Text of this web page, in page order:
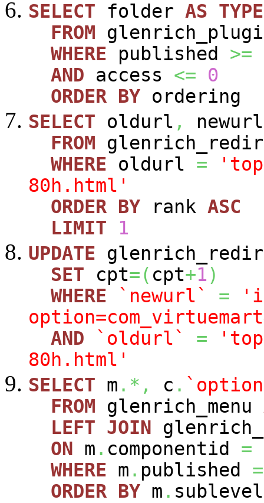
SELECT folder AS TYPE
FROM
WHERE published >=
AND access <=
0
ORDER BY ordering
SELECT oldurl ,
newurl
FROM
WHERE oldurl =
80h.html'
ORDER BY rank ASC
LIMIT
1
UPDATE
SET cpt=( cpt+1)
WHERE
`newurl` =
AND
`oldurl` =
80h.html'
SELECT m .*, c .
FROM glenrich_menu
LEFT JOIN
ON m . componentid =
WHERE m . published =
ORDER BY m . sublevel